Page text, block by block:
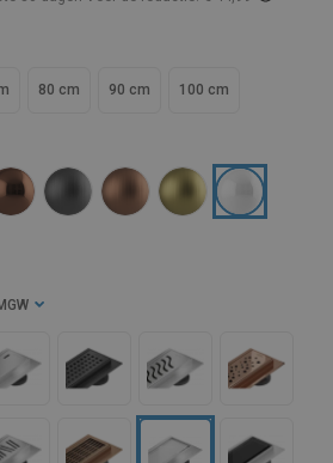
80 cm 90 cm 100 cm
MGW